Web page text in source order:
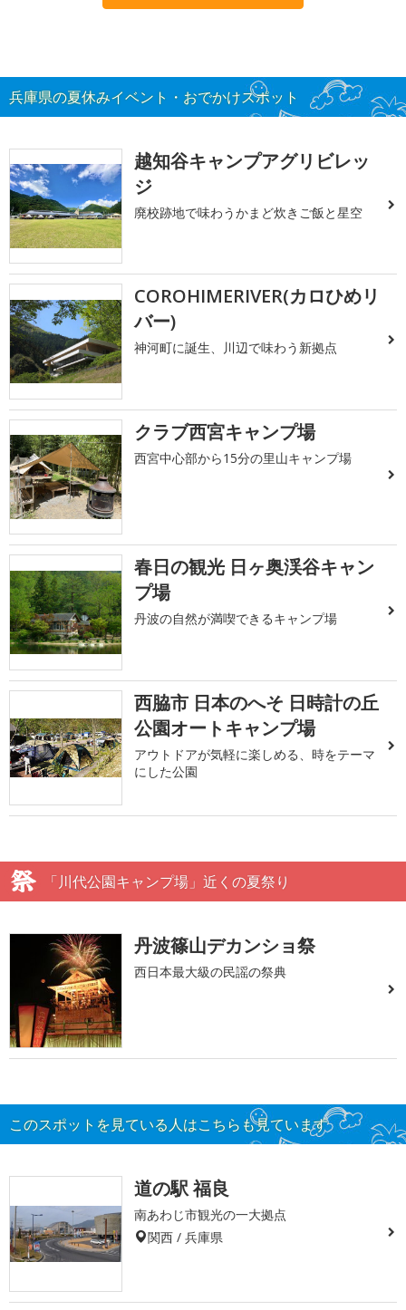
兵庫県の夏休みイベント・おでかけスポット
越知谷キャンプアグリビレッ
ジ
廃校跡地で味わうかまど炊きご飯と星空
COROHIMERIVER(カロひめリ
バー)
神河町に誕生、川辺で味わう新拠点
クラブ西宮キャンプ場
西宮中心部から15分の里山キャンプ場
春日の観光 日ヶ奥渓谷キャン
プ場
丹波の自然が満喫できるキャンプ場
西脇市 日本のへそ 日時計の丘
公園オートキャンプ場
アウトドアが気軽に楽しめる、時をテーマ
にした公園
「川代公園キャンプ場」近くの夏祭り
丹波篠山デカンショ祭
西日本最大級の民謡の祭典
このスポットを見ている人はこちらも見ています
道の駅 福良
南あわじ市観光の一大拠点
関西 / 兵庫県